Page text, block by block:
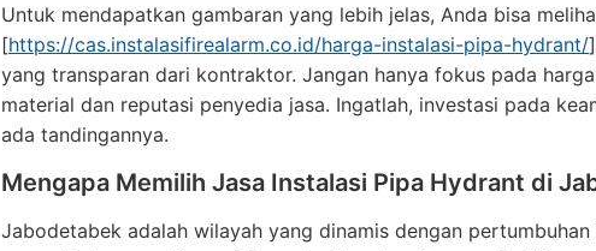
Untuk mendapatkan gambaran yang lebih jelas, Anda bisa
[https://cas.instalasifirealarm.co.id/harga-instalasi-pipa-hydrant/
yang transparan dari kontraktor. Jangan hanya fokus pada
material dan reputasi penyedia jasa. Ingatlah, investasi pada
ada tandingannya.
Mengapa Memilih Jasa Instalasi Pipa Hydrant di
Jabodetabek adalah wilayah yang dinamis dengan